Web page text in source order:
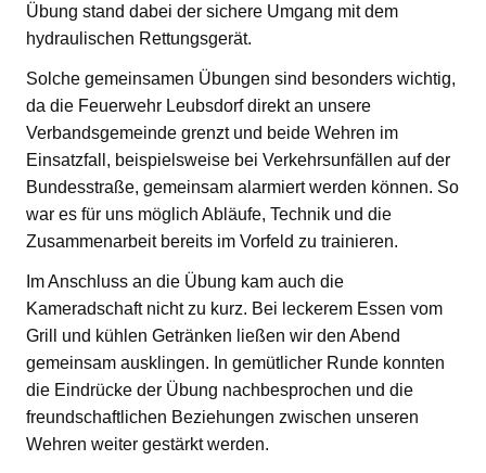
Übung stand dabei der sichere Umgang mit dem
hydraulischen Rettungsgerät.
Solche gemeinsamen Übungen sind besonders wichtig,
da die Feuerwehr Leubsdorf direkt an unsere
Verbandsgemeinde grenzt und beide Wehren im
Einsatzfall, beispielsweise bei Verkehrsunfällen auf der
Bundesstraße, gemeinsam alarmiert werden können. So
war es für uns möglich Abläufe, Technik und die
Zusammenarbeit bereits im Vorfeld zu trainieren.
Im Anschluss an die Übung kam auch die
Kameradschaft nicht zu kurz. Bei leckerem Essen vom
Grill und kühlen Getränken ließen wir den Abend
gemeinsam ausklingen. In gemütlicher Runde konnten
die Eindrücke der Übung nachbesprochen und die
freundschaftlichen Beziehungen zwischen unseren
Wehren weiter gestärkt werden.